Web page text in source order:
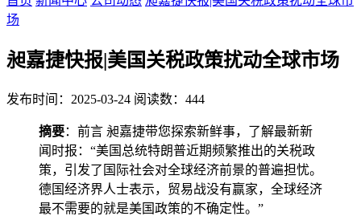
场
昶嘉捷快报|美国关税政策扰动全球市场
发布时间：2025-03-24 阅读数：444
摘要：前言 昶嘉捷带您探索新鲜事，了解最新新
闻时报：“美国总统特朗普近期频繁推出的关税政
策，引发了国际社会对全球经济前景的普遍担忧。
德国经济界人士表示，贸易战没有赢家，全球经济
最不需要的就是美国政策的不确定性。”